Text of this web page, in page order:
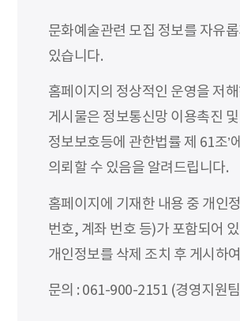
문화예술관련 모집 정보를 자유
있습니다.
홈페이지의 정상적인 운영을 저
게시물은 정보통신망 이용촉진 및
정보보호등에 관한법률 제 61조’
의뢰할 수 있음을 알려드립니다.
홈페이지에 기재한 내용 중 개인
번호, 계좌 번호 등)가 포함되어
개인정보를 삭제 조치 후 게시하
문의 : 061-900-2151 (경영지원